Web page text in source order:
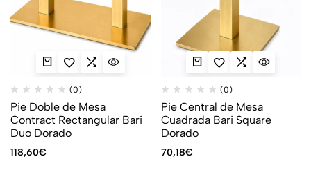
(0)
Pie Doble de Mesa
Contract Rectangular Bari
Duo Dorado
118,60€
(0)
Pie Central de Mesa
Cuadrada Bari Square
Dorado
70,18€